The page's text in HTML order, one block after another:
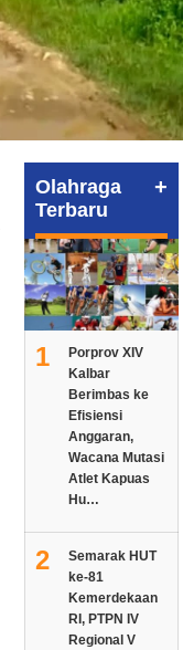
Olahraga
Terbaru
+
1
Porprov XIV
Kalbar
Berimbas ke
Efisiensi
Anggaran,
Wacana Mutasi
Atlet Kapuas
Hu…
2
Semarak HUT
ke-81
Kemerdekaan
RI, PTPN IV
Regional V